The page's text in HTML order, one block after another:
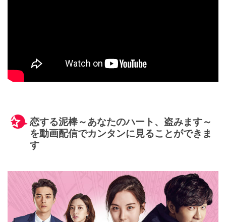
恋する泥棒～あなたのハート、盗みます～
を動画配信でカンタンに見ることができま
す